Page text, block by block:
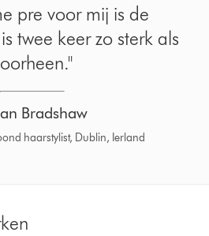
pre voor mij is de
twee keer zo sterk als
Bradshaw
haarstylist, Dublin, Ierland